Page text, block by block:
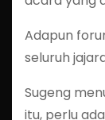
Adapun
seluruh
Sugeng
itu, perlu